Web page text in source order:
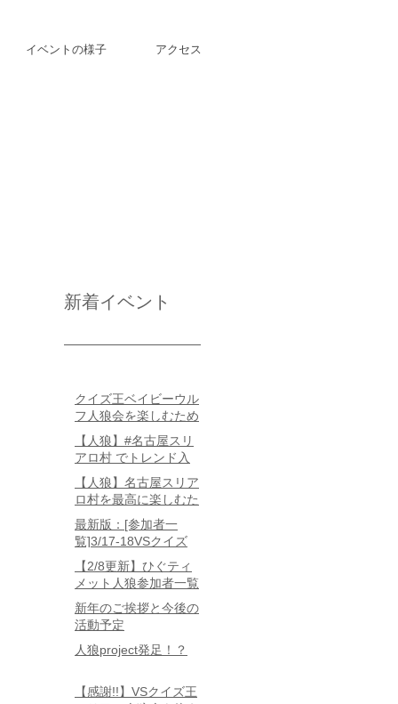
イベントの様子 アクセス
新着イベント
クイズ王ベイビーウル
フ人狼会を楽しむため
に知っておきたい3つ
のこと
【人狼】#名古屋スリ
アロ村 でトレンド入
りしたいねん。
【人狼】名古屋スリア
ロ村を最高に楽しむた
めに知っておくべき7
つのこと
最新版：[参加者一
覧]3/17-18VSクイズ
王人狼会in名古屋
【2/8更新】ひぐティ
メット人狼参加者一覧
新年のご挨拶と今後の
活動予定
人狼project発足！？
【感謝!!】VSクイズ王